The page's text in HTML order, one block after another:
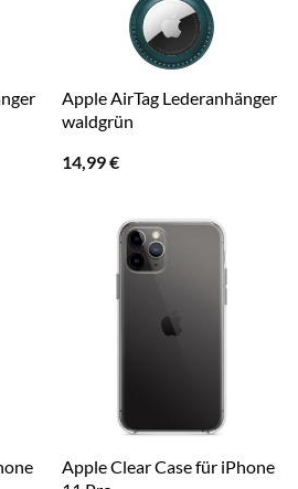
Apple AirTag Lederanhänger
waldgrün
14,99€
Apple Clear Case für iPhone